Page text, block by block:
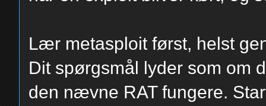
Lær metasploit først, helst
Dit spørgsmål lyder som om
den nævne RAT fungere.